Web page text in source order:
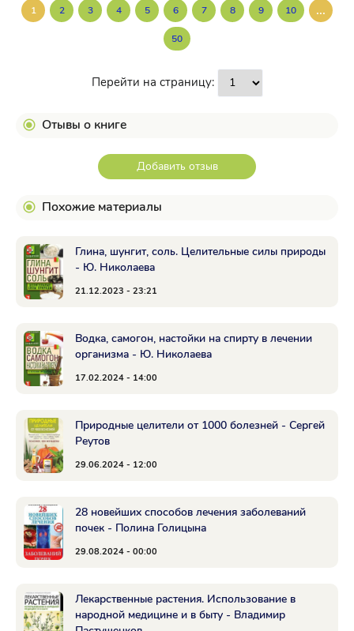
1 2 3 4 5 6 7 8 9 10 ...
50
Перейти на страницу:
Отывы о книге
Добавить отзыв
Похожие материалы
Глина, шунгит, соль. Целительные силы природы
- Ю. Николаева
21.12.2023 - 23:21
Водка, самогон, настойки на спирту в лечении
организма - Ю. Николаева
17.02.2024 - 14:00
Природные целители от 1000 болезней - Сергей
Реутов
29.06.2024 - 12:00
28 новейших способов лечения заболеваний
почек - Полина Голицына
29.08.2024 - 00:00
Лекарственные растения. Использование в
народной медицине и в быту - Владимир